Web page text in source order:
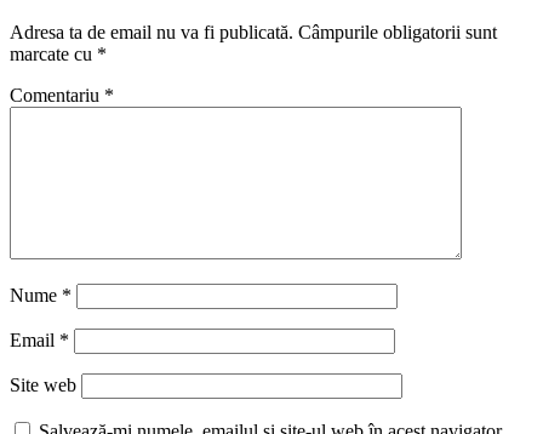
Adresa ta de email nu va fi publicată. Câmpurile obligatorii sunt
marcate cu *
Comentariu *
Nume *
Email *
Site web